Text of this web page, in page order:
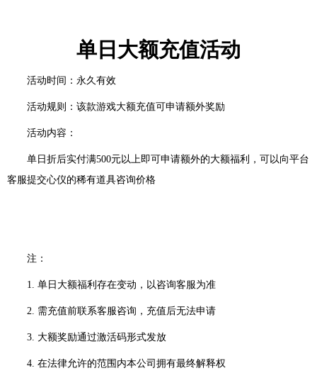
单日大额充值活动
活动时间：永久有效
活动规则：该款游戏大额充值可申请额外奖励
活动内容：
单日折后实付满500元以上即可申请额外的大额福利，可以向平台
客服提交心仪的稀有道具咨询价格
注：
1. 单日大额福利存在变动，以咨询客服为准
2. 需充值前联系客服咨询，充值后无法申请
3. 大额奖励通过激活码形式发放
4. 在法律允许的范围内本公司拥有最终解释权